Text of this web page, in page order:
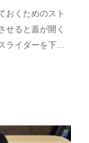
おくためのスト
せると蓋が開く
ライダーを下…